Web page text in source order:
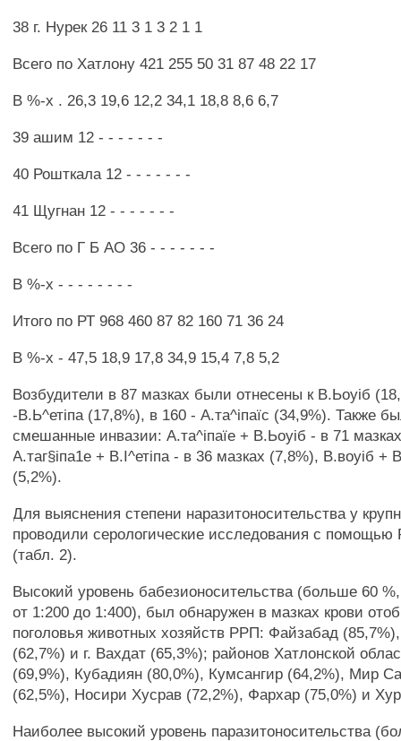
38 г. Нурек 26 11 3 1 3 2 1 1
Всего по Хатлону 421 255 50 31 87 48 22 17
В %-х . 26,3 19,6 12,2 34,1 18,8 8,6 6,7
39 ашим 12 - - - - - - -
40 Рошткала 12 - - - - - - -
41 Щугнан 12 - - - - - - -
Всего по Г Б АО 36 - - - - - - -
В %-х - - - - - - - -
Итого по РТ 968 460 87 82 160 71 36 24
В %-х - 47,5 18,9 17,8 34,9 15,4 7,8 5,2
Возбудители в 87 мазках были отнесены к В.Ьоуіб
-В.Ь^етіпа (17,8%), в 160 - А.та^іпаїс (34,9%). Также
смешанные инвазии: А.та^іпаїе + В.Ьоуіб - в 71
А.таг§іпа1е + В.І^етіпа - в 36 мазках (7,8%), В.воуіб +
(5,2%).
Для выяснения степени наразитоносительства у
проводили серологические исследования с
(табл. 2).
Высокий уровень бабезионосительства (больше 60
от 1:200 до 1:400), был обнаружен в мазках крови
поголовья животных хозяйств РРП: Файзабад
(62,7%) и г. Вахдат (65,3%); районов Хатлонской
(69,9%), Кубадиян (80,0%), Кумсангир (64,2%), Мир
(62,5%), Носири Хусрав (72,2%), Фархар (75,0%) и
Наиболее высокий уровень паразитоносительства